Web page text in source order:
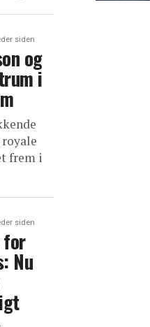
siden
og
i
frem i
siden
Nu